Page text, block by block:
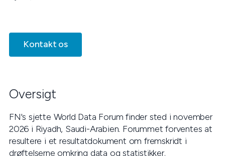
Oversigt
FN's sjette World Data Forum finder sted i november
2026 i Riyadh, Saudi-Arabien. Forummet forventes at
resultere i et resultatdokument om fremskridt i
drøftelserne omkring data og statistikker.
Kontakt os